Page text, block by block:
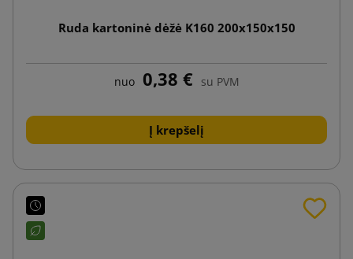
Ruda kartoninė dėžė K160 200x150x150
nuo 0,38 € su PVM
Į krepšelį